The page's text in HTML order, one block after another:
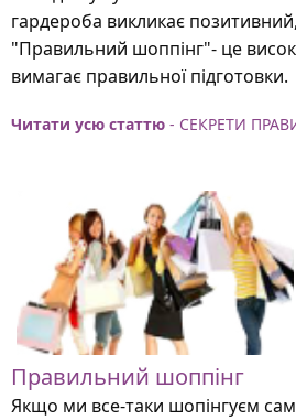
гардероба викликає
"Правильний шоппінг"- це
вимагає правильної підготовки.
Читати усю статтю - СЕКРЕТИ
Правильний шоппінг
Якщо ми все-таки шопінгуєм